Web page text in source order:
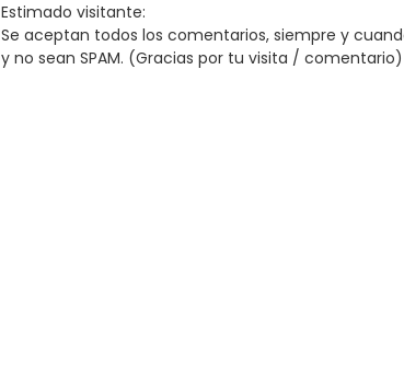
Estimado visitante:
Se aceptan todos los comentarios, siempre y
y no sean SPAM. (Gracias por tu visita / comentario)